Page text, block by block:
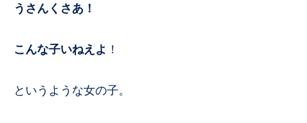
うさんくさあ！
こんな子いねえよ ！
というような女の子。